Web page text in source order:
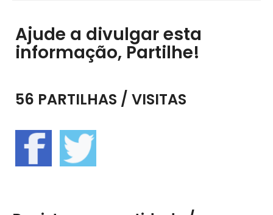
Ajude a divulgar esta
informação, Partilhe!
56 PARTILHAS / VISITAS